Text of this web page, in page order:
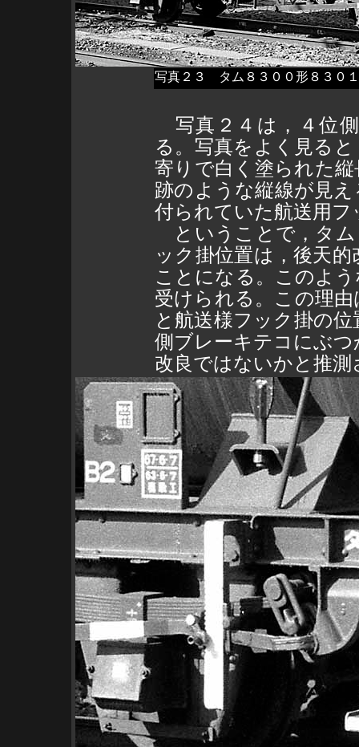
写真２３ タム８３００形８３０１
写真２４は，４位
る。写真をよく見る
寄りで白く塗られた
跡のような縦線が見
付られていた航送用
ということで，タム
ック掛位置は，後天
ことになる。このよ
受けられる。この理
と航送様フック掛の
側ブレーキテコにぶ
改良ではないかと推測